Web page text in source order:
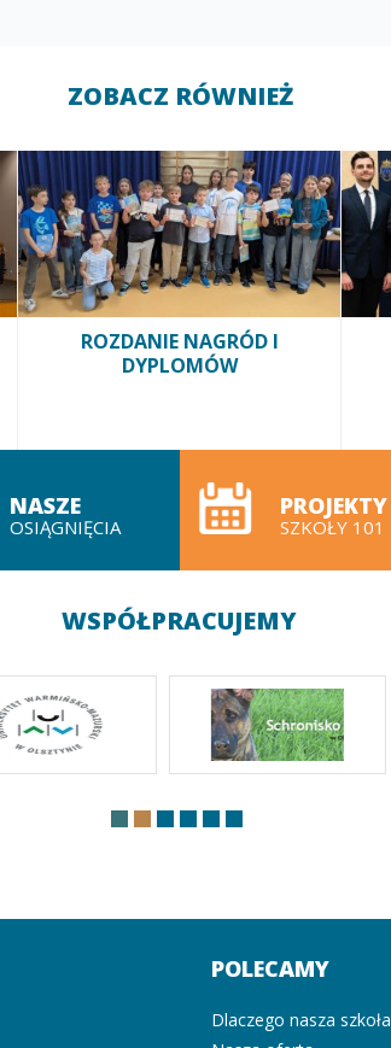
ZOBACZ RÓWNIEŻ
ROZDANIE NAGRÓD I
DYPLOMÓW
NASZE
OSIĄGNIĘCIA
PROJEKTY
SZKOŁY 101
WSPÓŁPRACUJEMY
POLECAMY
Dlaczego nasza szkoła